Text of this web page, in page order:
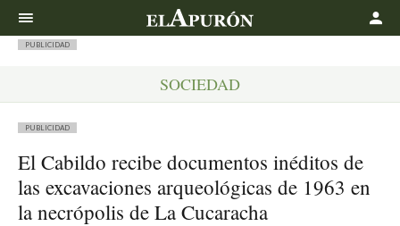
PUBLICIDAD
SOCIEDAD
PUBLICIDAD
El Cabildo recibe documentos inéditos de
las excavaciones arqueológicas de 1963 en
la necrópolis de La Cucaracha